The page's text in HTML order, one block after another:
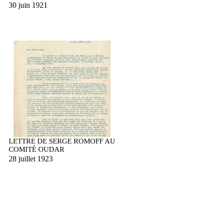
30 juin 1921
LETTRE DE SERGE ROMOFF AU
COMITÉ OUDAR
28 juillet 1923